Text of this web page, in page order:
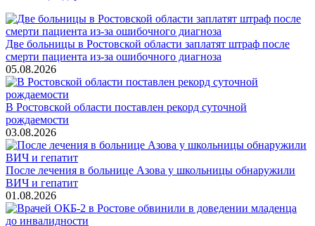
Две больницы в Ростовской области заплатят штраф после
смерти пациента из-за ошибочного диагноза
05.08.2026
В Ростовской области поставлен рекорд суточной
рождаемости
03.08.2026
После лечения в больнице Азова у школьницы обнаружили
ВИЧ и гепатит
01.08.2026